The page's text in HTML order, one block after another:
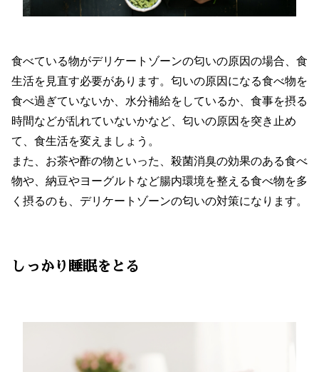
食べている物がデリケートゾーンの匂いの原因の場合、食
生活を見直す必要があります。匂いの原因になる食べ物を
食べ過ぎていないか、水分補給をしているか、食事を摂る
時間などが乱れていないかなど、匂いの原因を突き止め
て、食生活を変えましょう。
また、お茶や酢の物といった、殺菌消臭の効果のある食べ
物や、納豆やヨーグルトなど腸内環境を整える食べ物を多
く摂るのも、デリケートゾーンの匂いの対策になります。
しっかり睡眠をとる